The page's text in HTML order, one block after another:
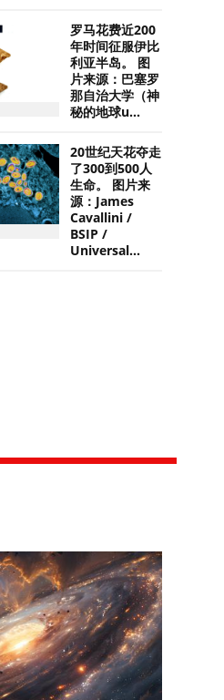
罗马花费近200
年时间征服伊比
利亚半岛。 图
片来源：巴塞罗
那自治大学（神
秘的地球u...
20世纪天花夺走
了300到500人
生命。 图片来
源：James
Cavallini /
BSIP /
Universal...